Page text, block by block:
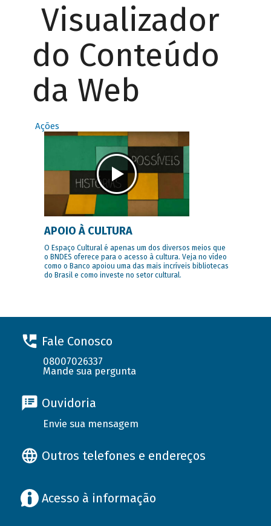
Visualizador
do Conteúdo
da Web
Ações
APOIO À CULTURA
O Espaço Cultural é apenas um dos diversos meios que
o BNDES oferece para o acesso à cultura. Veja no vídeo
como o Banco apoiou uma das mais incríveis bibliotecas
do Brasil e como investe no setor cultural.
Fale Conosco
08007026337
Mande sua pergunta
Ouvidoria
Envie sua mensagem
Outros telefones e endereços
Acesso à informação